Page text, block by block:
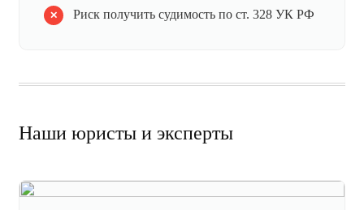
Риск получить судимость по ст. 328 УК РФ
Наши юристы и эксперты